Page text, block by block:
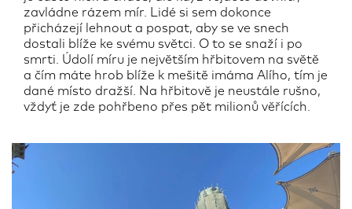
zavládne rázem mír. Lidé si sem dokonce
přicházejí lehnout a pospat, aby se ve snech
dostali blíže ke svému světci. O to se snaží i po
smrti. Údolí míru je největším hřbitovem na světě
a čím máte hrob blíže k mešitě imáma Alího, tím je
dané místo dražší. Na hřbitově je neustále rušno,
vždyť je zde pohřbeno přes pět milionů věřících.